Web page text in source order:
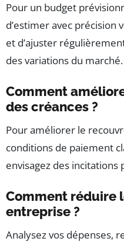
Pour un budget
d’estimer avec précision
et d’ajuster
des variations du marché.
Comment
des créances ?
Pour améliorer le
conditions de paiement
envisagez des
Comment réduire
entreprise ?
Analysez vos dépenses,